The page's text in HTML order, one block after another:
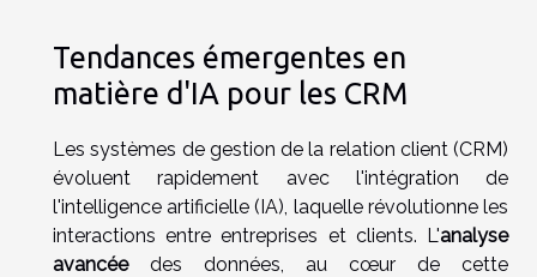
Tendances émergentes en
matière d'IA pour les CRM
Les systèmes de gestion de la relation client (CRM)
évoluent rapidement avec l'intégration de
l'intelligence artificielle (IA), laquelle révolutionne les
interactions entre entreprises et clients. L'analyse
avancéedes données, au cœur de cette